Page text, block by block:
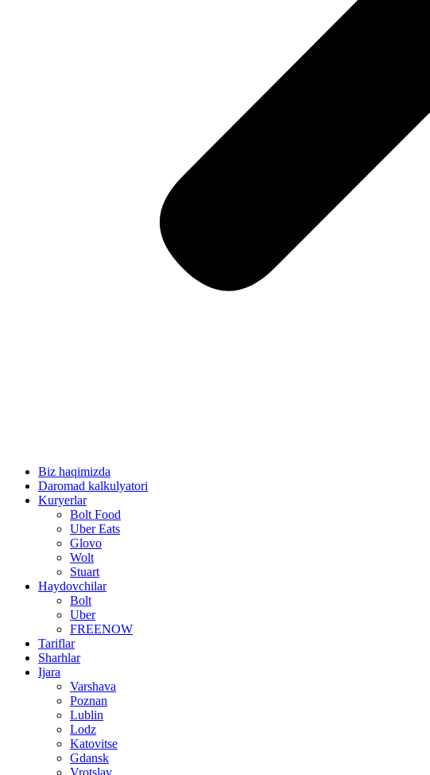
Biz haqimizda
Daromad kalkulyatori
Kuryerlar
Bolt Food
Uber Eats
Glovo
Wolt
Stuart
Haydovchilar
Bolt
Uber
FREENOW
Tariflar
Sharhlar
Ijara
Varshava
Poznan
Lublin
Lodz
Katovitse
Gdansk
Vrotslav